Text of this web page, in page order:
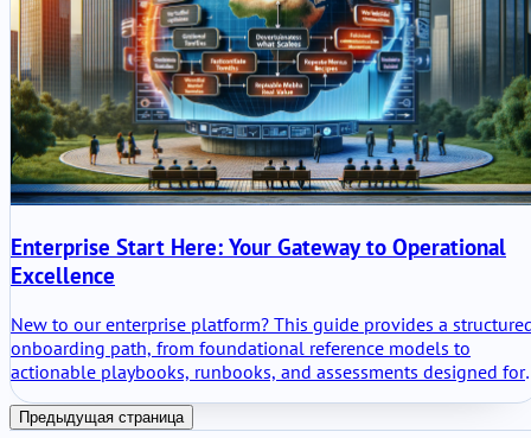
Enterprise Start Here: Your Gateway to Operational
Excellence
New to our enterprise platform? This guide provides a
onboarding path, from foundational reference models to
actionable playbooks, runbooks, and assessments designed for
seamless implementation.
Предыдущая страница